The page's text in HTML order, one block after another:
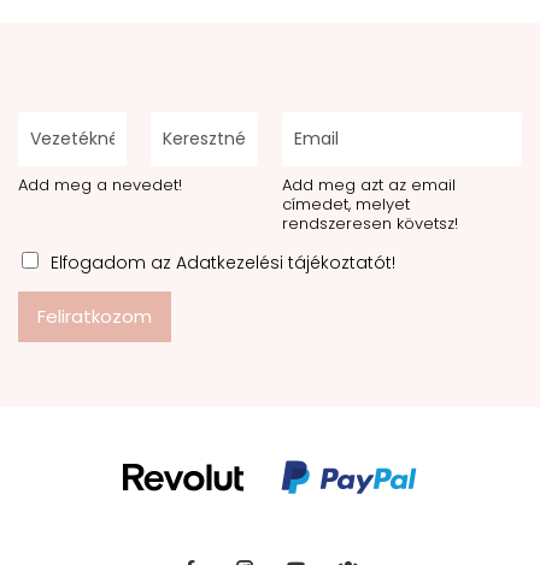
Add meg a nevedet!
Add meg azt az email
címedet, melyet
rendszeresen követsz!
Elfogadom az Adatkezelési tájékoztatót!
Feliratkozom